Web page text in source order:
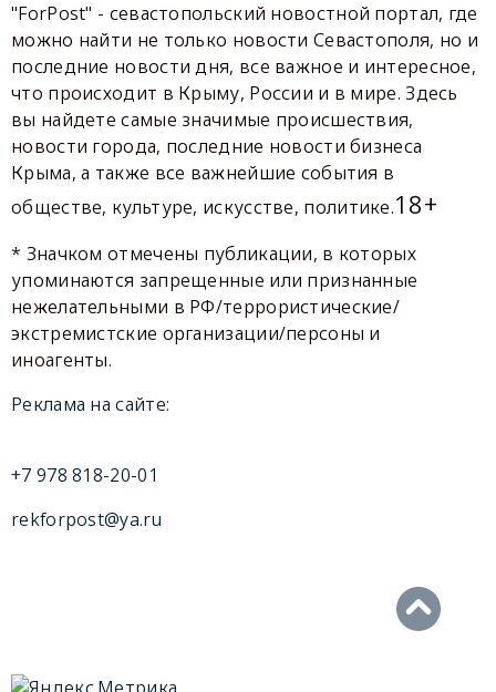
"ForPost" - севастопольский новостной портал, где
можно найти не только новости Севастополя, но и
последние новости дня, все важное и интересное,
что происходит в Крыму, России и в мире. Здесь
вы найдете самые значимые происшествия,
новости города, последние новости бизнеса
Крыма, а также все важнейшие события в
обществе, культуре, искусстве, политике.18+
* Значком отмечены публикации, в которых
упоминаются запрещенные или признанные
нежелательными в РФ/террористические/
экстремистские организации/персоны и
иноагенты.
Реклама на сайте:
+7 978 818-20-01
rekforpost@ya.ru